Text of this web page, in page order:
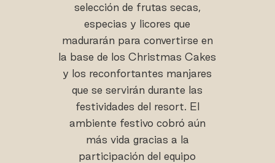
selección de frutas secas,
especias y licores que
madurarán para convertirse en
la base de los Christmas Cakes
y los reconfortantes manjares
que se servirán durante las
festividades del resort. El
ambiente festivo cobró aún
más vida gracias a la
participación del equipo